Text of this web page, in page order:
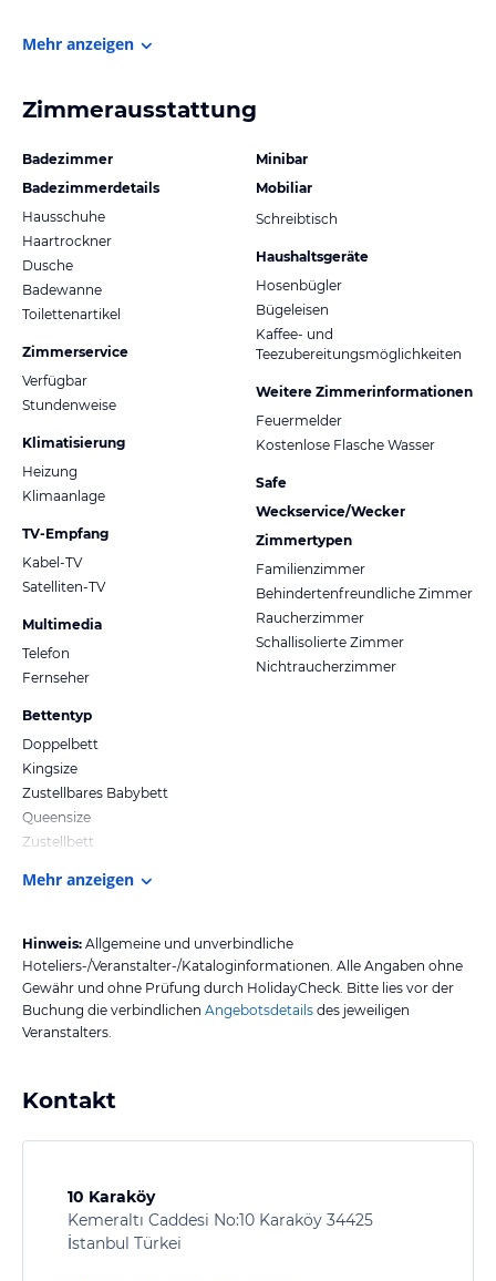
Mehr anzeigen
Zimmerausstattung
Badezimmer
Badezimmerdetails
Hausschuhe
Haartrockner
Dusche
Badewanne
Toilettenartikel
Zimmerservice
Verfügbar
Stundenweise
Klimatisierung
Heizung
Klimaanlage
TV-Empfang
Kabel-TV
Satelliten-TV
Multimedia
Telefon
Fernseher
Bettentyp
Doppelbett
Kingsize
Zustellbares Babybett
Queensize
Zustellbett
Minibar
Mobiliar
Schreibtisch
Haushaltsgeräte
Hosenbügler
Bügeleisen
Kaffee- und
Teezubereitungsmöglichkeiten
Weitere Zimmerinformationen
Feuermelder
Kostenlose Flasche Wasser
Safe
Weckservice/Wecker
Zimmertypen
Familienzimmer
Behindertenfreundliche Zimmer
Raucherzimmer
Schallisolierte Zimmer
Nichtraucherzimmer
Mehr anzeigen
Hinweis: Allgemeine und unverbindliche
Hoteliers-/Veranstalter-/Kataloginformationen. Alle Angaben ohne
Gewähr und ohne Prüfung durch HolidayCheck. Bitte lies vor der
Buchung die verbindlichen Angebotsdetails des jeweiligen
Veranstalters.
Kontakt
10 Karaköy
Kemeraltı Caddesi No:10 Karaköy 34425
İstanbul Türkei